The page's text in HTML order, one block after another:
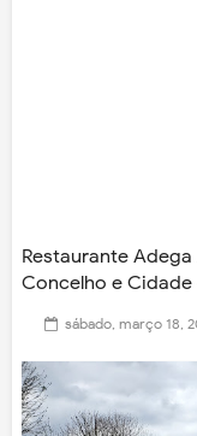
Restaurante
Concelho e Cidade
sábado, março 18,